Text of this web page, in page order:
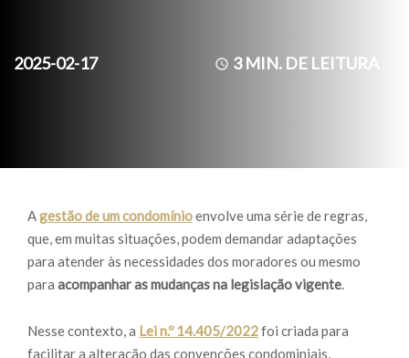
2025-02-17 3MIN. DE LEITURA
Agestão de um condomínioenvolve uma série de regras,
que, em muitas situações, podem demandar adaptações
para atender às necessidades dos moradores ou mesmo
para acompanhar as mudanças na legislação vigente.
Nesse contexto, a Lei n.º 14.405/2022foi criada para
facilitar a alteração das convenções condominiais,